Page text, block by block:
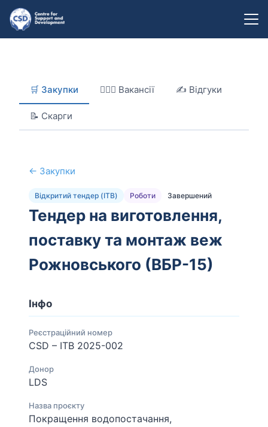
🛒 Закупки 👷‍👷‍♂️ Вакансії ✍️ Відгуки
📝 Скарги
← Закупки
Відкритий тендер (ITB) Роботи Завершений
Тендер на виготовлення,
поставку та монтаж веж
Рожновського (ВБР-15)
Інфо
Реєстраційний номер
CSD – ITB 2025-002
Донор
LDS
Назва проєкту
Покращення водопостачання,